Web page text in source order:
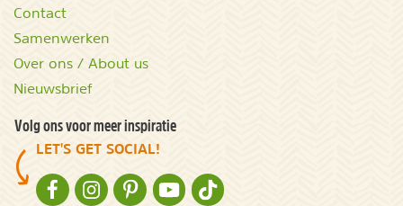
Contact
Samenwerken
Over ons / About us
Nieuwsbrief
Volg ons voor meer inspiratie
LET'S GET SOCIAL!
NATURESCANNER OP FACEBOOK
NATURESCANNER OP INSTAGRAM
NATURESCANNER OP PINTEREST
NATURESCANNER OP YOUTUBE
NATURESCANNER OP TIKTOK